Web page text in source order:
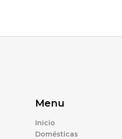
Menu
Inicio
Domésticas